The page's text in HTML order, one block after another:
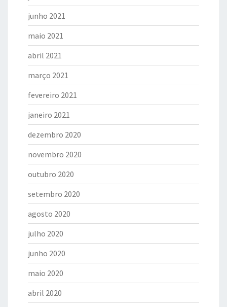
junho 2021
maio 2021
abril 2021
março 2021
fevereiro 2021
janeiro 2021
dezembro 2020
novembro 2020
outubro 2020
setembro 2020
agosto 2020
julho 2020
junho 2020
maio 2020
abril 2020